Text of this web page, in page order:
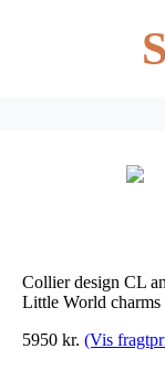
Collier design CL
Little World charms
5950 kr. (Vis